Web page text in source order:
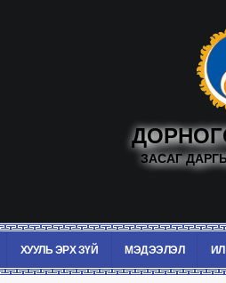
ЗАСАГ
ХУУЛЬ ЭРХ ЗҮЙ МЭДЭЭЛЭЛ